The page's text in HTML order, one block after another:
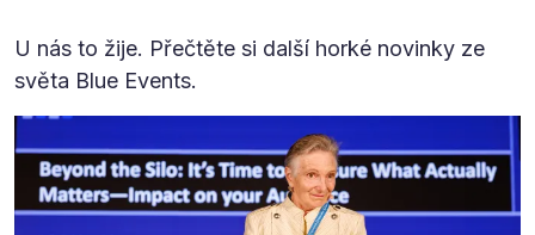
U nás to žije. Přečtěte si další horké novinky ze
světa Blue Events.